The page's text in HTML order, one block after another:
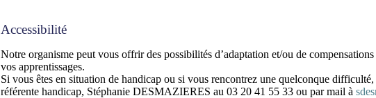
Accessibilité
Notre organisme peut vous offrir des possibilités d’adaptation et/ou de
vos apprentissages.
Si vous êtes en situation de handicap ou si vous rencontrez une quelconque
référente handicap, Stéphanie DESMAZIERES au 03 20 41 55 33 ou par mail à